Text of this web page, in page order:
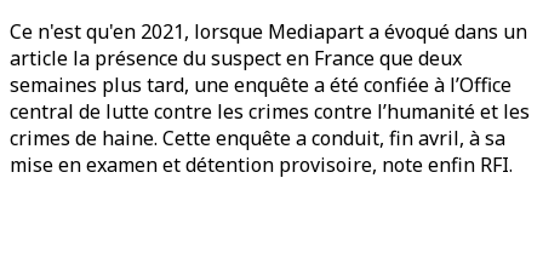
Ce n'est qu'en 2021, lorsque Mediapart a évoqué dans un
article la présence du suspect en France que deux
semaines plus tard, une enquête a été confiée à l’Office
central de lutte contre les crimes contre l’humanité et les
crimes de haine. Cette enquête a conduit, fin avril, à sa
mise en examen et détention provisoire, note enfin RFI.